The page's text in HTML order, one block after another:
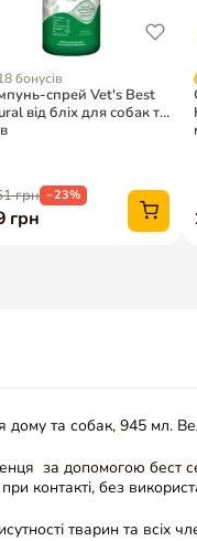
дому та собак, 945 мл.
за допомогою бест
контакті, без
тварин та всіх